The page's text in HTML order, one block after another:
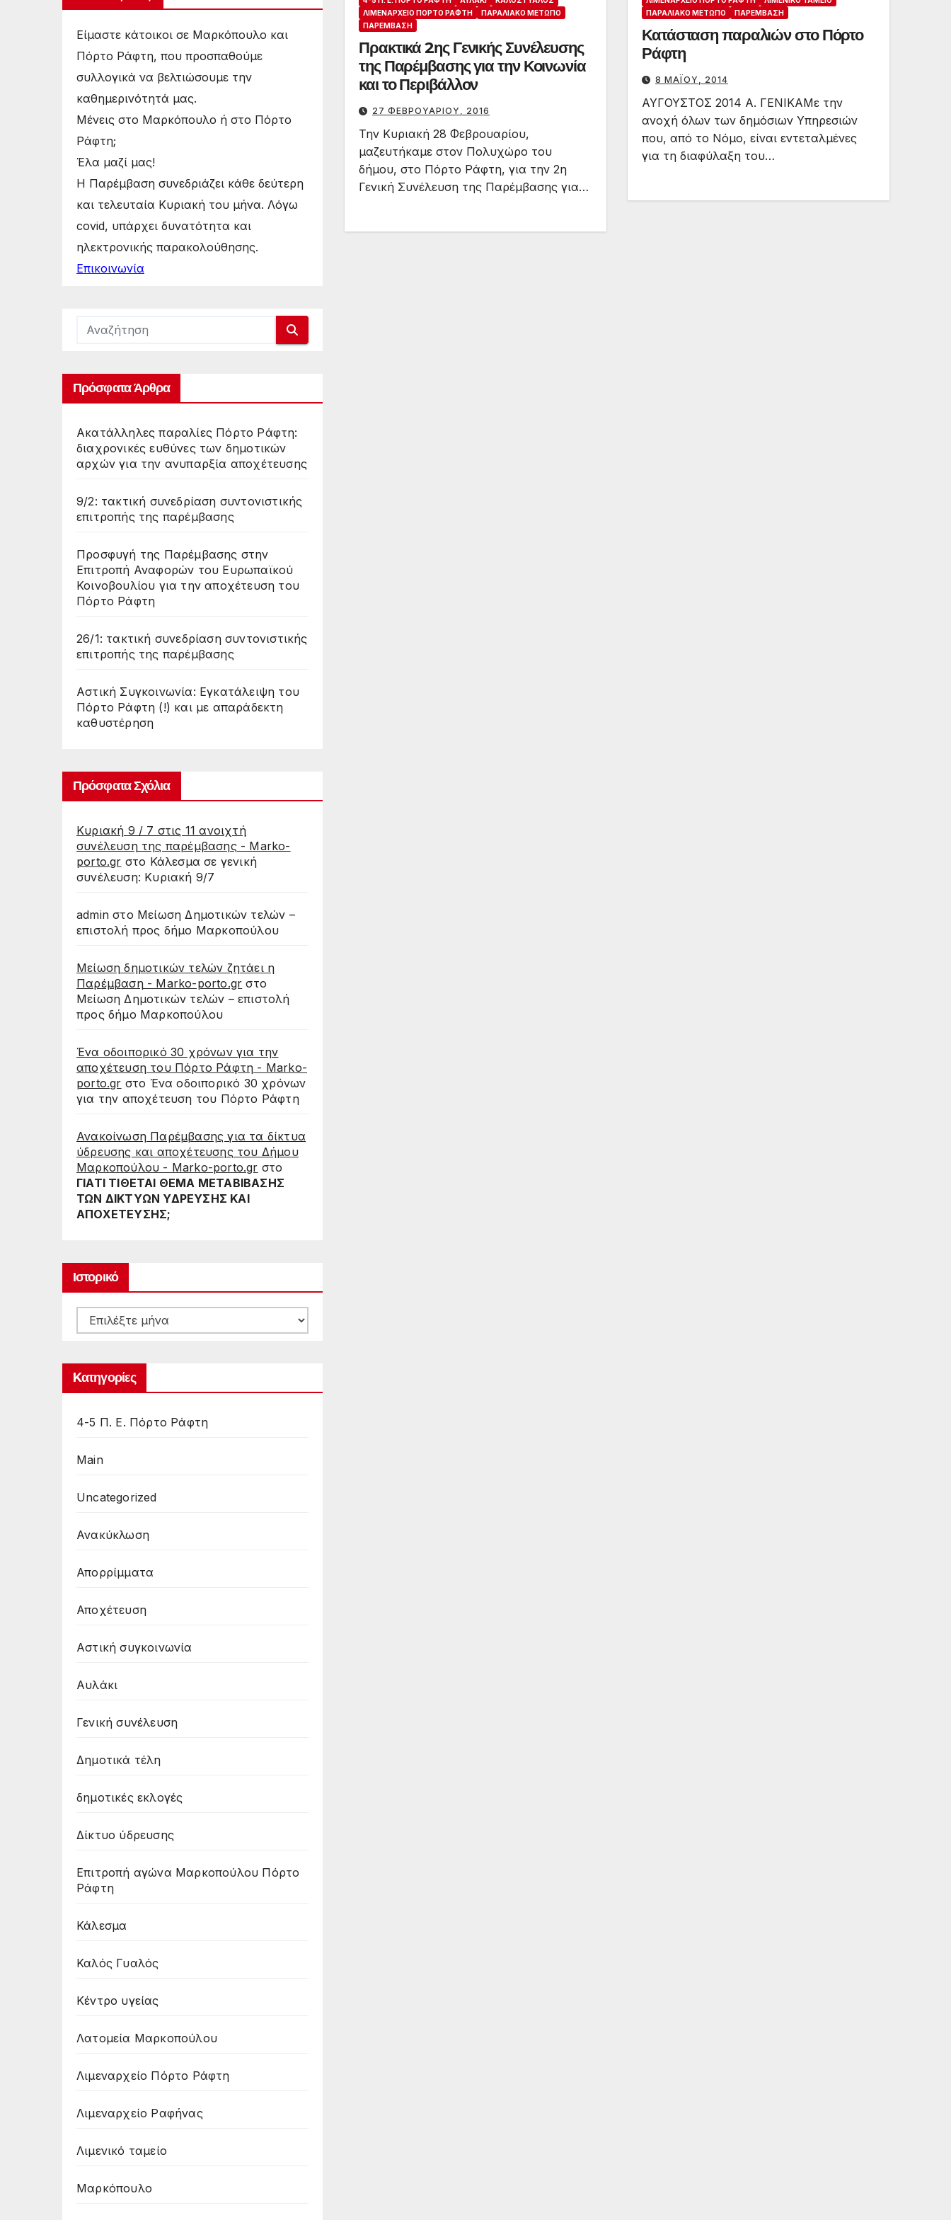
Είμαστε κάτοικοι σε Μαρκόπουλο και
Πόρτο Ράφτη, που προσπαθούμε
συλλογικά να βελτιώσουμε την
καθημερινότητά μας.
Μένεις στο Μαρκόπουλο ή στο Πόρτο
Ράφτη;
Έλα μαζί μας!
Η Παρέμβαση συνεδριάζει κάθε δεύτερη
και τελευταία Κυριακή του μήνα. Λόγω
covid, υπάρχει δυνατότητα και
ηλεκτρονικής παρακολούθησης.
Επικοινωνία
Πρόσφατα Άρθρα
Ακατάλληλες παραλίες Πόρτο Ράφτη:
διαχρονικές ευθύνες των δημοτικών
αρχών για την ανυπαρξία αποχέτευσης
9/2: τακτική συνεδρίαση συντονιστικής
επιτροπής της παρέμβασης
Προσφυγή της Παρέμβασης στην
Επιτροπή Αναφορών του Ευρωπαϊκού
Κοινοβουλίου για την αποχέτευση του
Πόρτο Ράφτη
26/1: τακτική συνεδρίαση συντονιστικής
επιτροπής της παρέμβασης
Αστική Συγκοινωνία: Εγκατάλειψη του
Πόρτο Ράφτη (!) και με απαράδεκτη
καθυστέρηση
Πρόσφατα Σχόλια
Κυριακή 9 / 7 στις 11 ανοιχτή
συνέλευση της παρέμβασης - Marko-
porto.gr στο Κάλεσμα σε γενική
συνέλευση: Κυριακή 9/7
admin στο Μείωση Δημοτικών τελών –
επιστολή προς δήμο Μαρκοπούλου
Μείωση δημοτικών τελών ζητάει η
Παρέμβαση - Marko-porto.gr στο
Μείωση Δημοτικών τελών – επιστολή
προς δήμο Μαρκοπούλου
Ένα οδοιπορικό 30 χρόνων για την
αποχέτευση του Πόρτο Ράφτη - Marko-
porto.gr στο Ένα οδοιπορικό 30 χρόνων
για την αποχέτευση του Πόρτο Ράφτη
Ανακοίνωση Παρέμβασης για τα δίκτυα
ύδρευσης και αποχέτευσης του Δήμου
Μαρκοπούλου - Marko-porto.gr στο
ΓΙΑΤΙ ΤΙΘΕΤΑΙ ΘΕΜΑ ΜΕΤΑΒΙΒΑΣΗΣ
ΤΩΝ ΔΙΚΤΥΩΝ ΥΔΡΕΥΣΗΣ ΚΑΙ
ΑΠΟΧΕΤΕΥΣΗΣ;
Ιστορικό
Ιστορικό
Kατηγορίες
4-5 Π. Ε. Πόρτο Ράφτη
Main
Uncategorized
Ανακύκλωση
Απορρίμματα
Αποχέτευση
Αστική συγκοινωνία
Αυλάκι
Γενική συνέλευση
Δημοτικά τέλη
δημοτικές εκλογές
Δίκτυο ύδρευσης
Επιτροπή αγώνα Μαρκοπούλου Πόρτο
Ράφτη
Κάλεσμα
Καλός Γυαλός
Κέντρο υγείας
Λατομεία Μαρκοπούλου
Λιμεναρχείο Πόρτο Ράφτη
Λιμεναρχείο Ραφήνας
Λιμενικό ταμείο
Μαρκόπουλο
ΛΙΜΕΝΑΡΧΕΊΟ ΠΌΡΤΟ ΡΆΦΤΗ
ΠΑΡΑΛΙΑΚΌ ΜΈΤΩΠΟ
ΠΑΡΈΜΒΑΣΗ
Πρακτικά 2ης Γενικής Συνέλευσης
της Παρέμβασης για την Κοινωνία
και το Περιβάλλον
27 ΦΕΒΡΟΥΑΡΊΟΥ, 2016
Την Κυριακή 28 Φεβρουαρίου,
μαζευτήκαμε στον Πολυχώρο του
δήμου, στο Πόρτο Ράφτη, για την 2η
Γενική Συνέλευση της Παρέμβασης για…
ΠΑΡΑΛΙΑΚΌ ΜΈΤΩΠΟ
ΠΑΡΈΜΒΑΣΗ
Κατάσταση παραλιών στο Πόρτο
Ράφτη
8 ΜΑΪ́ΟΥ, 2014
ΑΥΓΟΥΣΤΟΣ 2014 Α. ΓΕΝΙΚΑΜε την
ανοχή όλων των δημόσιων Υπηρεσιών
που, από το Νόμο, είναι εντεταλμένες
για τη διαφύλαξη του…